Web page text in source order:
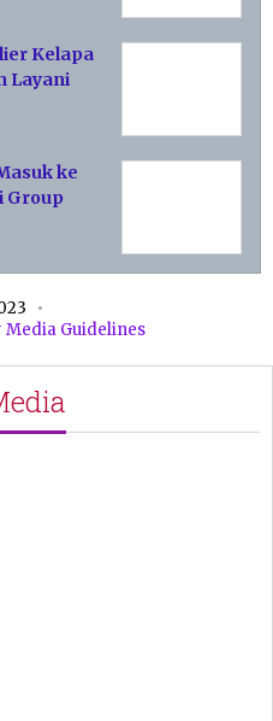
Kelapa
Layani
ke
Group
Media Guidelines